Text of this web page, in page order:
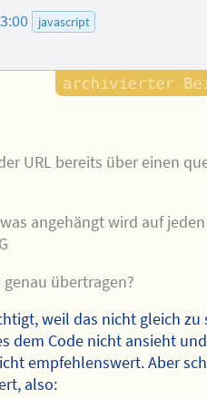
javascript
URL bereits über einen
angehängt wird auf
übertragen?
weil das nicht gleich zu
dem Code nicht ansieht
empfehlenswert. Aber
also: